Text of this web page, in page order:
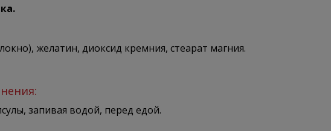
желатин, диоксид кремния, стеарат магния.
запивая водой, перед едой.